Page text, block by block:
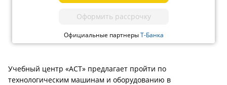
Оформить рассрочку
Официальные партнерыТ-Банка
Учебный центр «АСТ» предлагает пройти по
технологическим машинам и оборудованию в